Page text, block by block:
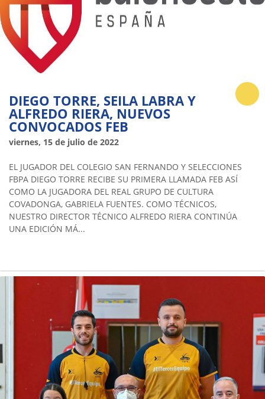
DIEGO TORRE, SEILA LABRA Y
ALFREDO RIERA, NUEVOS
CONVOCADOS FEB
viernes, 15 de julio de 2022
EL JUGADOR DEL COLEGIO SAN FERNANDO Y SELECCIONES
FBPA DIEGO TORRE RECIBE SU PRIMERA LLAMADA FEB ASÍ
COMO LA JUGADORA DEL REAL GRUPO DE CULTURA
COVADONGA, GABRIELA FUENTES. COMO TÉCNICOS,
NUESTRO DIRECTOR TÉCNICO ALFREDO RIERA CONTINÚA
UNA EDICIÓN MÁ...